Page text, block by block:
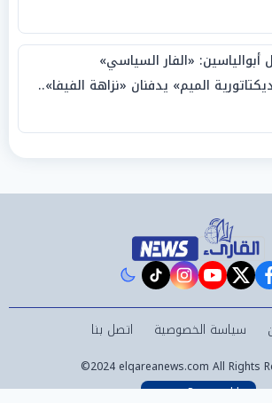
أبوالياسين: «الفار السياسي»
الميم» يدفنان «نزاهة الفيفا»..
facebook
twitter
youtube
instagram
tiktok
سياسة الخصوصية اتصل بنا
©2024 elqareanews.com All Rights
Powered by